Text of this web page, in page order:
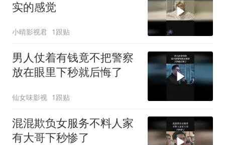
实的感觉
小晴影视君 1跟贴
男人仗着有钱竟不把警察
放在眼里下秒就后悔了
仙女味影视 1跟贴
混混欺负女服务不料人家
有大哥下秒惨了